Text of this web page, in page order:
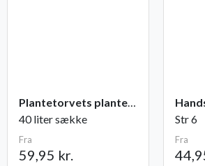
Plantetorvets plantejord
40 liter sække
Fra
59,95 kr.
Str 6
Fra